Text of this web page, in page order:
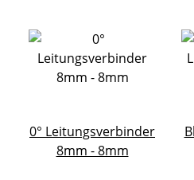
0° Leitungsverbinder
8mm - 8mm